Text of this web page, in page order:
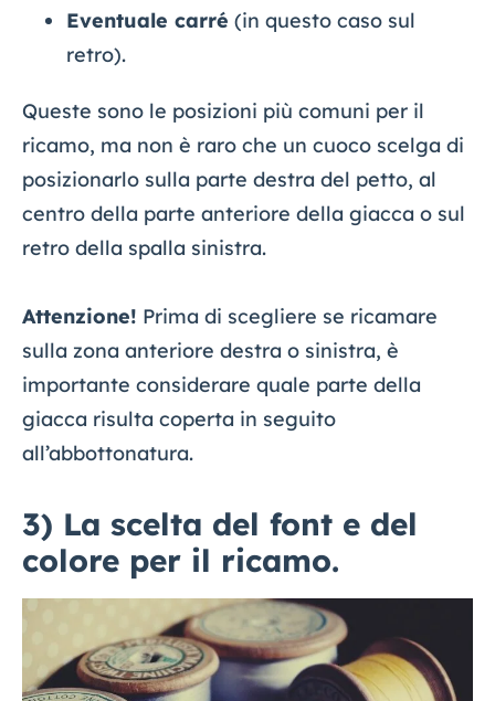
Eventuale carré (in questo caso sul
retro).
Queste sono le posizioni più comuni per il
ricamo, ma non è raro che un cuoco scelga di
posizionarlo sulla parte destra del petto, al
centro della parte anteriore della giacca o sul
retro della spalla sinistra.
Attenzione! Prima di scegliere se ricamare
sulla zona anteriore destra o sinistra, è
importante considerare quale parte della
giacca risulta coperta in seguito
all’abbottonatura.
3) La scelta del font e del
colore per il ricamo.